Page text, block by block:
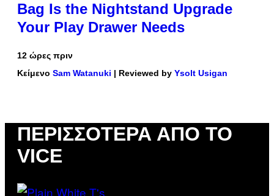
Bag Is the Nightstand Upgrade
Your Play Drawer Needs
12 ώρες πριν
Κείμενο Sam Watanuki | Reviewed by Ysolt Usigan
ΠΕΡΙΣΣΌΤΕΡΑ ΑΠΌ ΤΟ
VICE